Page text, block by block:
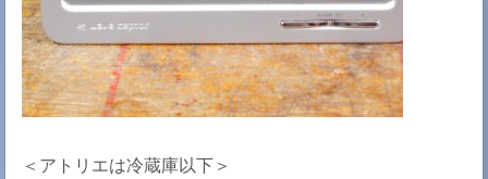
＜アトリエは冷蔵庫以下＞